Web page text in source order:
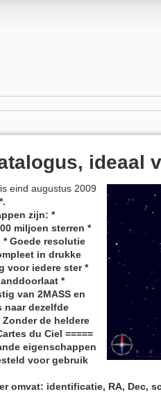
ideaal
eind augustus 2009
zijn: *
miljoen sterren *
Goede resolutie
in drukke
voor iedere ster *
*
van 2MASS en
naar dezelfde
de heldere
du Ciel =====
eigenschappen
voor gebruik
omvat: identificatie, RA, Dec,